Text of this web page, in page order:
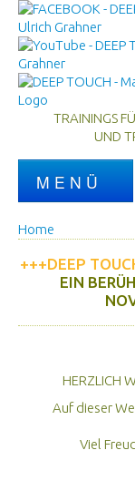
TRAININGS
UND
M E N Ü
DEEP TOUCH
Kontakt
Home
+++DEEP
EIN
HERZLICH
Auf dieser
Viel